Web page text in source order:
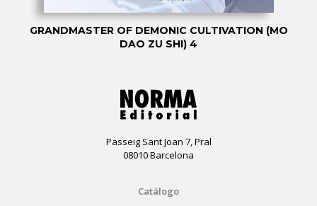
GRANDMASTER OF DEMONIC CULTIVATION (MO
DAO ZU SHI) 4
Passeig Sant Joan 7, Pral
08010 Barcelona
Catálogo